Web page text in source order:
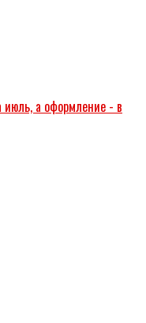
июль, а оформление - в